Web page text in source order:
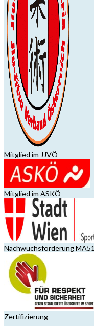
Mitglied im JJVÖ
Mitglied im ASKÖ
Nachwuchsförderung MA51
Zertifizierung